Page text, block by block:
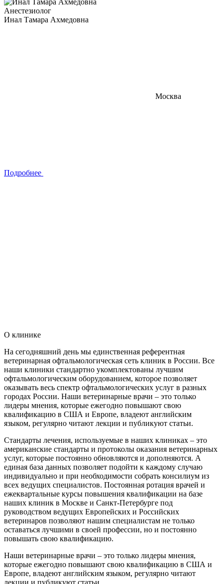
Анестезиолог
Инал Тамара Ахмедовна
Москва
Подробнее
О клинике
На сегодняшний день мы единственная референтная
ветеринарная офтальмологическая сеть клиник в России. Все
наши клиники стандартно укомплектованы лучшим
офтальмологическим оборудованием, которое позволяет
оказывать весь спектр офтальмологических услуг в разных
городах России. Наши ветеринарные врачи – это только
лидеры мнения, которые ежегодно повышают свою
квалификацию в США и Европе, владеют английским
языком, регулярно читают лекции и публикуют статьи.
Стандарты лечения, используемые в наших клиниках – это
американские стандарты и протоколы оказания ветеринарных
услуг, которые постоянно обновляются и дополняются. А
единая база данных позволяет подойти к каждому случаю
индивидуально и при необходимости собрать консилиум из
всех ведущих специалистов. Постоянная ротация врачей и
ежеквартальные курсы повышения квалификации на базе
наших клиник в Москве и Санкт-Петербурге под
руководством ведущих Европейских и Российских
ветеринаров позволяют нашим специалистам не только
оставаться лучшими в своей профессии, но и постоянно
повышать свою квалификацию.
Наши ветеринарные врачи – это только лидеры мнения,
которые ежегодно повышают свою квалификацию в США и
Европе, владеют английским языком, регулярно читают
лекции и публикуют статьи.